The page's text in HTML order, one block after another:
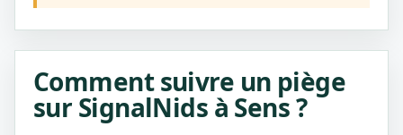
Comment suivre un piège
sur SignalNids à Sens ?